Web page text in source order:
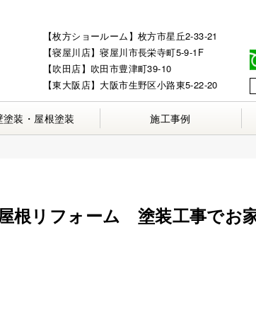
塗装・屋根塗装 施工事例
【枚方ショールーム】枚方市星丘2-33-21
【寝屋川店】寝屋川市長栄寺町5-9-1F
【吹田店】吹田市豊津町39-10
【東大阪店】大阪市生野区小路東5-22-20
根リフォーム 塗装工事でお